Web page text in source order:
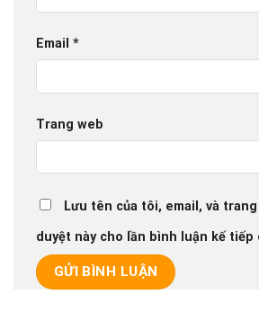
Email *
Trang web
Lưu tên của tôi, email, và
duyệt này cho lần bình luận kế tiếp